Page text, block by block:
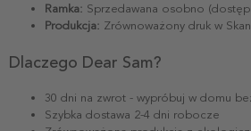
Ramka: Sprzedawana osobno
Produkcja: Zrównoważony druk w
Dlaczego Dear Sam?
30 dni na zwrot - wypróbuj w domu
Szybka dostawa 2-4 dni robocze